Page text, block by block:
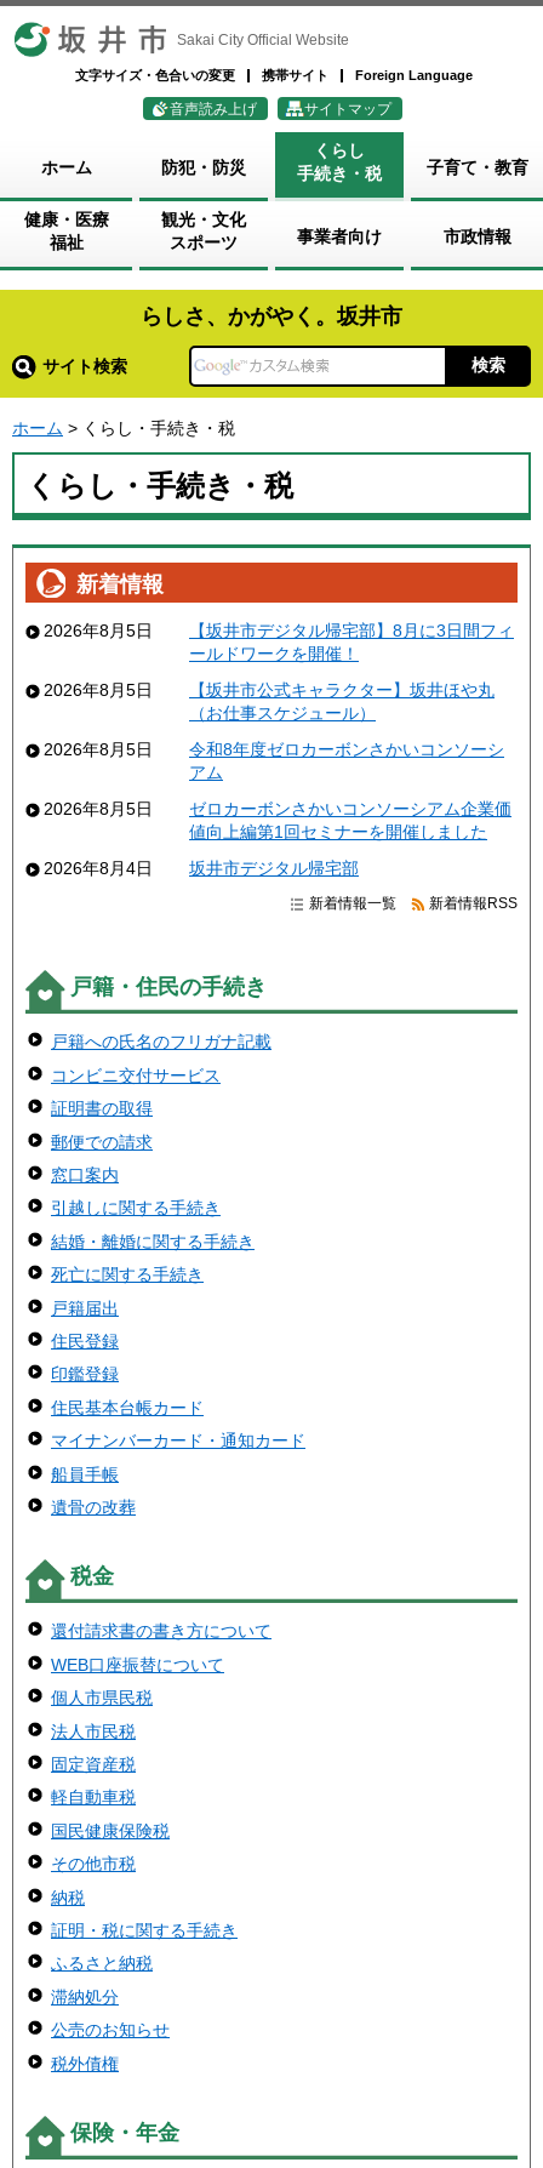
坂井市 Sakai City Official Website
文字サイズ・色合いの変更 携帯サイト Foreign Language
音声読み上げ サイトマップ
ホーム 防犯・防災
くらし
手続き・税
子育て・教育
健康・医療
福祉
観光・文化
スポーツ
事業者向け 市政情報
らしさ、かがやく。坂井市
サイト検索
ホーム > くらし・手続き・税
くらし・手続き・税
新着情報
2026年8月5日
【坂井市デジタル帰宅部】8月に3日間フィ
ールドワークを開催！
2026年8月5日
【坂井市公式キャラクター】坂井ほや丸
（お仕事スケジュール）
2026年8月5日
令和8年度ゼロカーボンさかいコンソーシ
アム
2026年8月5日
ゼロカーボンさかいコンソーシアム企業価
値向上編第1回セミナーを開催しました
2026年8月4日
坂井市デジタル帰宅部
新着情報一覧 新着情報RSS
戸籍・住民の手続き
戸籍への氏名のフリガナ記載
コンビニ交付サービス
証明書の取得
郵便での請求
窓口案内
引越しに関する手続き
結婚・離婚に関する手続き
死亡に関する手続き
戸籍届出
住民登録
印鑑登録
住民基本台帳カード
マイナンバーカード・通知カード
船員手帳
遺骨の改葬
税金
還付請求書の書き方について
WEB口座振替について
個人市県民税
法人市民税
固定資産税
軽自動車税
国民健康保険税
その他市税
納税
証明・税に関する手続き
ふるさと納税
滞納処分
公売のお知らせ
税外債権
保険・年金